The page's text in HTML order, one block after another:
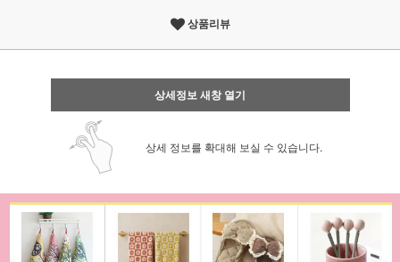
상품리뷰
상세정보 새창 열기
상세 정보를 확대해 보실 수 있습니다.